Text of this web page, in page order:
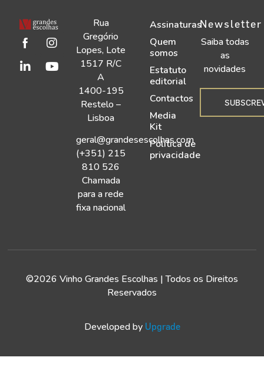
Rua
Gregório
Lopes, Lote
1517 R/C
A
1400-195
Restelo –
Lisboa
geral@grandesescolhas.com
(+351) 215
810 526
Chamada
para a rede
fixa nacional
Assinaturas
Quem
somos
Estatuto
editorial
Contactos
Media
Kit
Política de
privacidade
Newsletter
Saiba todas
as
novidades
©2026 Vinho Grandes Escolhas | Todos os Direitos
Reservados
Developed by Upgrade